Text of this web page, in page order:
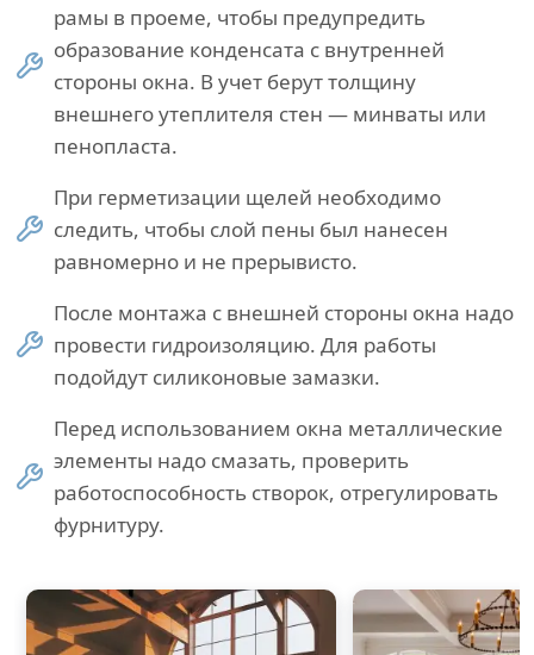
рамы в проеме, чтобы предупредить
образование конденсата с внутренней
стороны окна. В учет берут толщину
внешнего утеплителя стен — минваты или
пенопласта.
При герметизации щелей необходимо
следить, чтобы слой пены был нанесен
равномерно и не прерывисто.
После монтажа с внешней стороны окна надо
провести гидроизоляцию. Для работы
подойдут силиконовые замазки.
Перед использованием окна металлические
элементы надо смазать, проверить
работоспособность створок, отрегулировать
фурнитуру.